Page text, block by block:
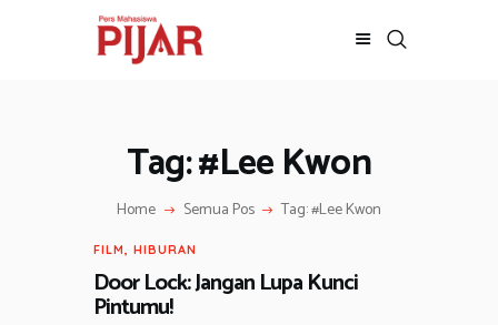
Tag: #Lee Kwon
Home Semua Pos Tag: #Lee Kwon
BERITA
ADVERTORIAL
SOSOK
GALERI
HIBURAN
JALAN-JALAN
FILM, HIBURAN
Door Lock: Jangan Lupa Kunci
Pintumu!